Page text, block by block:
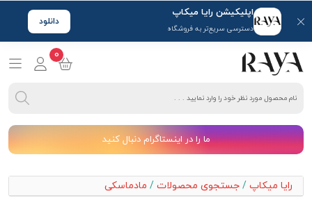
اپلیکیشن رایا میکاپ
دسترسی سریع‌تر به فروشگاه
دانلود
0
ما را در اینستاگرام دنبال کنید
رایا میکاپ / جستجوی محصولات / مادماسکی